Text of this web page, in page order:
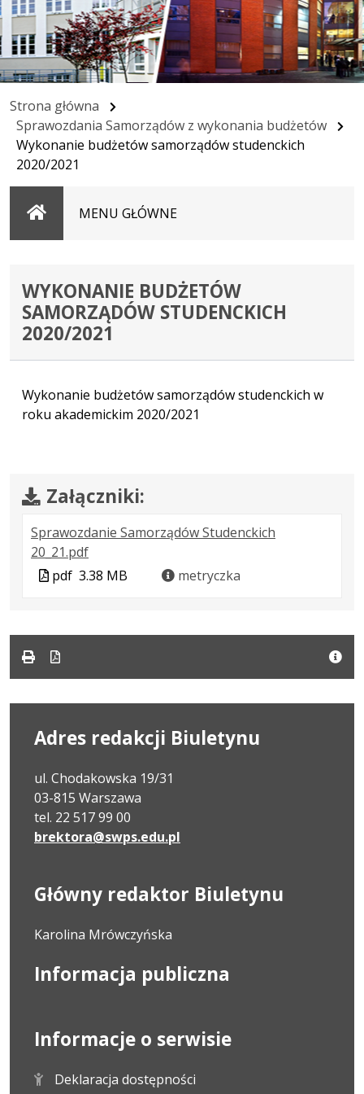
Strona główna
Sprawozdania Samorządów z wykonania budżetów
Wykonanie budżetów samorządów studenckich
2020/2021
StronaMENU GŁÓWNE
WYKONANIE BUDŻETÓW
SAMORZĄDÓW STUDENCKICH
2020/2021
Wykonanie budżetów samorządów studenckich w
roku akademickim 2020/2021
Załączniki:
Sprawozdanie Samorządów Studenckich
20_21.pdf.
Plik
.
Rozmiar
.
Otwiera
Plik
pdf 3.38 MB metryczka
Adres redakcji Biuletynu
ul. Chodakowska 19/31
03-815 Warszawa
tel. 22 517 99 00
brektora@swps.edu.pl
Główny redaktor Biuletynu
Karolina Mrówczyńska
Informacja publiczna
Informacje o serwisie
Deklaracja dostępności